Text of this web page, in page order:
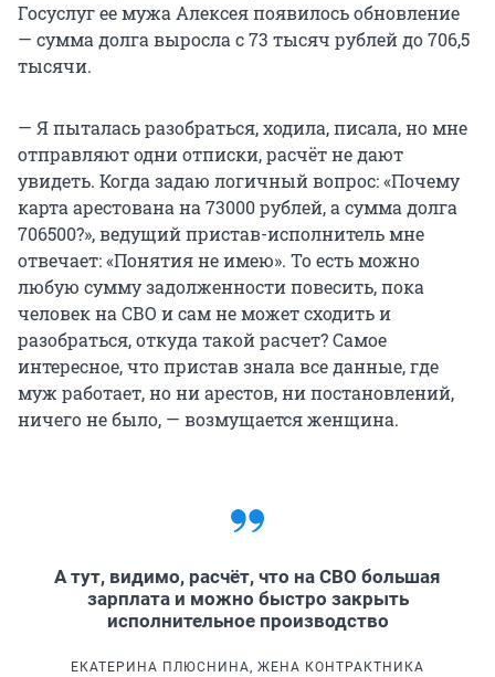
Госуслуг ее мужа Алексея появилось обновление
— сумма долга выросла с 73 тысяч рублей до 706,5
тысячи.
— Я пыталась разобраться, ходила, писала, но мне
отправляют одни отписки, расчёт не дают
увидеть. Когда задаю логичный вопрос: «Почему
карта арестована на 73000 рублей, а сумма долга
706500?», ведущий пристав-исполнитель мне
отвечает: «Понятия не имею». То есть можно
любую сумму задолженности повесить, пока
человек на СВО и сам не может сходить и
разобраться, откуда такой расчет? Самое
интересное, что пристав знала все данные, где
муж работает, но ни арестов, ни постановлений,
ничего не было, — возмущается женщина.
А тут, видимо, расчёт, что на СВО большая
зарплата и можно быстро закрыть
исполнительное производство
ЕКАТЕРИНА ПЛЮСНИНА, ЖЕНА КОНТРАКТНИКА